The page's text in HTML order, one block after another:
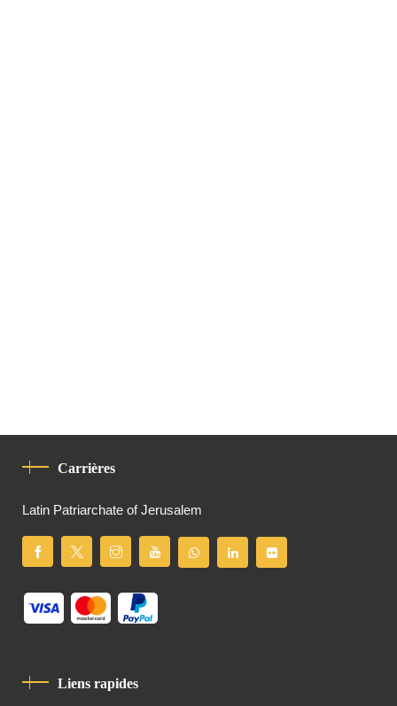
Carrières
Latin Patriarchate of Jerusalem
Liens rapides